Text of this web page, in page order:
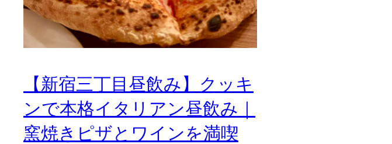
【新宿三丁目昼飲み】クッキ
ンで本格イタリアン昼飲み｜
窯焼きピザとワインを満喫